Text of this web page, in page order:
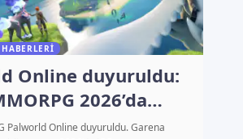
Online duyuruldu:
2026’da
Palworld Online duyuruldu. Garena